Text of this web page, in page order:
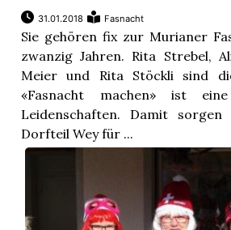
31.01.2018 Fasnacht
Sie gehören fix zur Murianer
zwanzig Jahren. Rita Strebel,
Meier und Rita Stöckli sind
«Fasnacht machen» ist
Leidenschaften. Damit
Dorfteil Wey für ...